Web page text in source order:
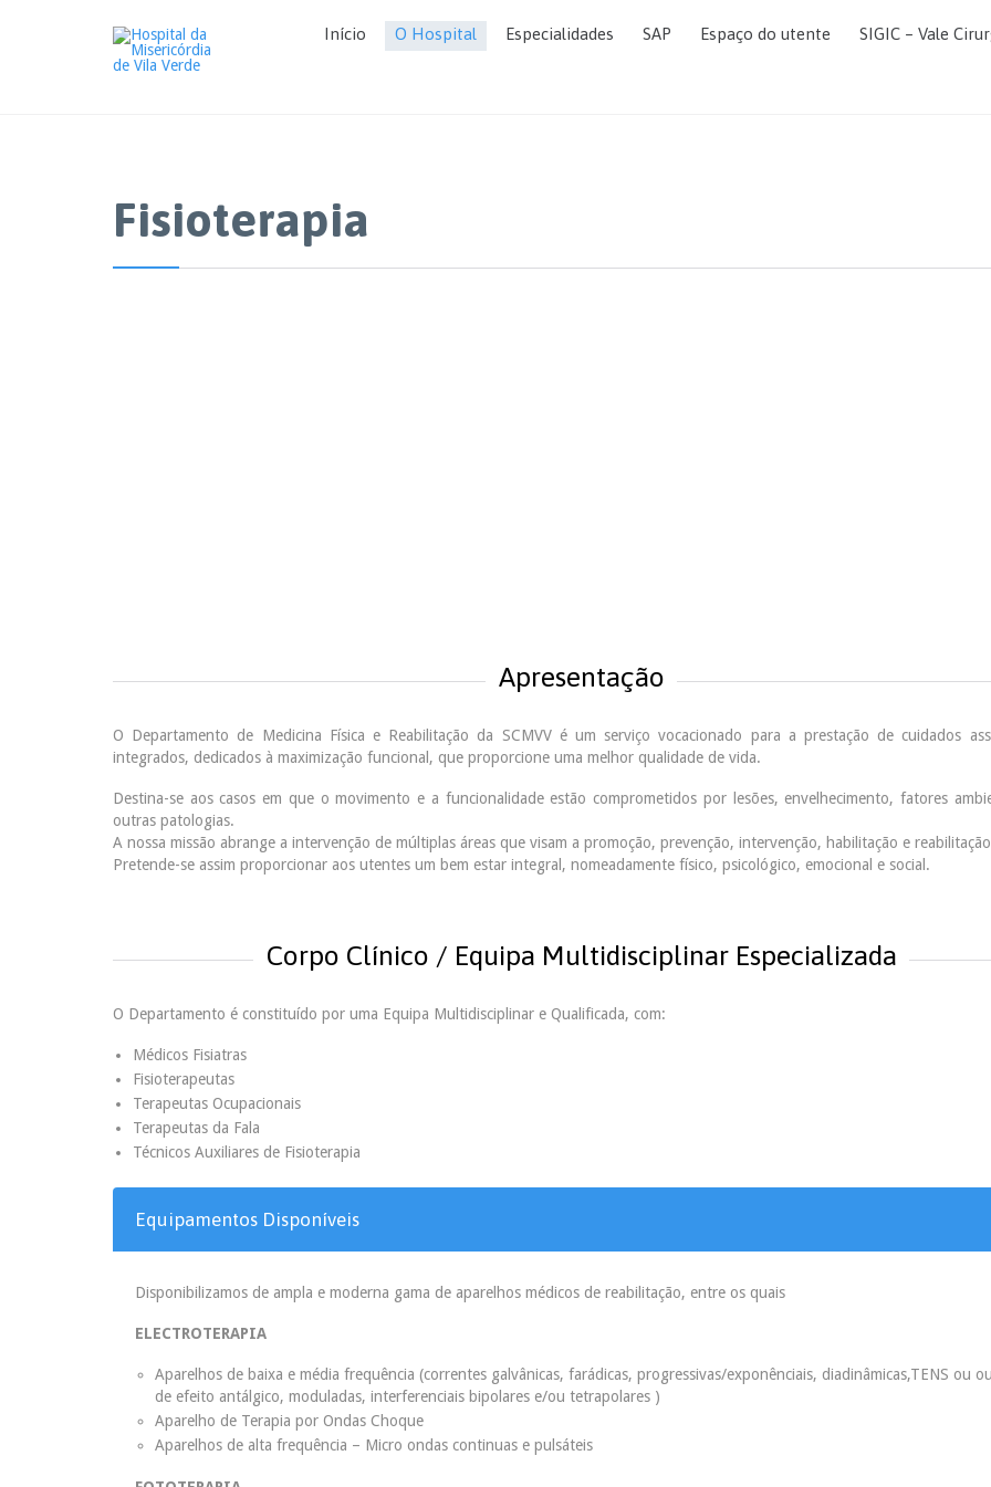
Início O Hospital Especialidades SAP Espaço do utente SIGIC – Vale
Fisioterapia
Apresentação
O Departamento de Medicina Física e Reabilitação da SCMVV é um serviço vocacionado para a prestação de cuidados
integrados, dedicados à maximização funcional, que proporcione uma melhor qualidade de vida.
Destina-se aos casos em que o movimento e a funcionalidade estão comprometidos por lesões, envelhecimento, fatores
outras patologias.
A nossa missão abrange a intervenção de múltiplas áreas que visam a promoção, prevenção, intervenção, habilitação e
Pretende-se assim proporcionar aos utentes um bem estar integral, nomeadamente físico, psicológico, emocional e social.
Corpo Clínico / Equipa Multidisciplinar Especializada
O Departamento é constituído por uma Equipa Multidisciplinar e Qualificada, com:
Médicos Fisiatras
Fisioterapeutas
Terapeutas Ocupacionais
Terapeutas da Fala
Técnicos Auxiliares de Fisioterapia
Equipamentos Disponíveis
Disponibilizamos de ampla e moderna gama de aparelhos médicos de reabilitação, entre os quais
ELECTROTERAPIA
Aparelhos de baixa e média frequência (correntes galvânicas, farádicas, progressivas/exponênciais, diadinâmicas,TENS ou
de efeito antálgico, moduladas, interferenciais bipolares e/ou tetrapolares )
Aparelho de Terapia por Ondas Choque
Aparelhos de alta frequência – Micro ondas continuas e pulsáteis